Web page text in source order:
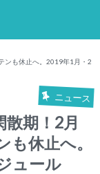
ンも休止へ。2019年1月・2
ニュース
散期！2月
休止へ。
ュール